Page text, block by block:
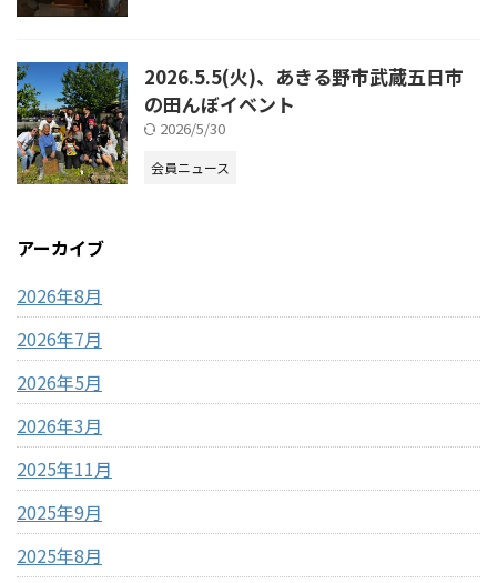
2026.5.5(火)、あきる野市武蔵五日市
の田んぼイベント
2026/5/30
会員ニュース
アーカイブ
2026年8月
2026年7月
2026年5月
2026年3月
2025年11月
2025年9月
2025年8月